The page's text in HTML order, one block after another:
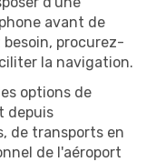
avant de
procurez-
la navigation.
options de
depuis
de transports en
de l'aéroport